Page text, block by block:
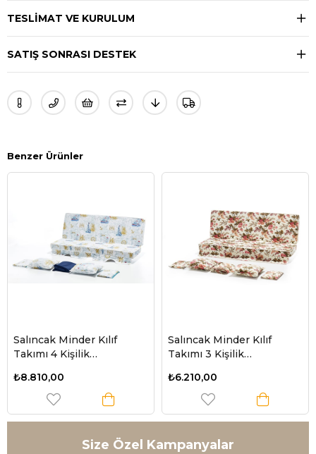
TESLIMAT VE KURULUM
SATIŞ SONRASI DESTEK
Benzer Ürünler
Salıncak Minder Kılıf
Takımı 4 Kişilik
Desen
₺8.810,00
Salıncak Minder Kılıf
Takımı 3 Kişilik
₺6.210,00
Size Özel Kampanyalar